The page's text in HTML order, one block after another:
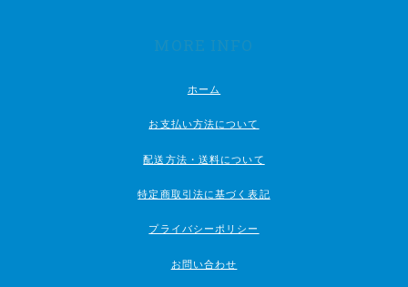
MORE INFO
ホーム
お支払い方法について
配送方法・送料について
特定商取引法に基づく表記
プライバシーポリシー
お問い合わせ